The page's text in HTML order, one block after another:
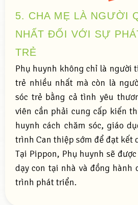
5. CHA MẸ LÀ NGƯỜI
NHẤT ĐỐI VỚI SỰ
TRẺ
Phụ huynh không chỉ là người
trẻ nhiều nhất mà còn là
sóc trẻ bằng cả tình yêu
viên cần phải cung cấp kiến
huynh cách chăm sóc, giáo
trình Can thiệp sớm để đạt kết
Tại Pippon, Phụ huynh sẽ
dạy con tại nhà và đồng hành
trình phát triển.